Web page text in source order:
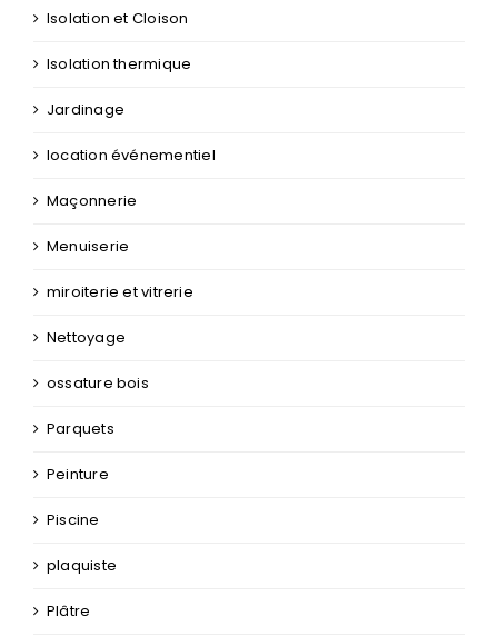
Isolation et Cloison
Isolation thermique
Jardinage
location événementiel
Maçonnerie
Menuiserie
miroiterie et vitrerie
Nettoyage
ossature bois
Parquets
Peinture
Piscine
plaquiste
Plâtre